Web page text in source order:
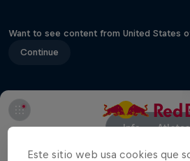
Want to see content from United States
Continue
Info Atletas
Este sitio web usa cookies que